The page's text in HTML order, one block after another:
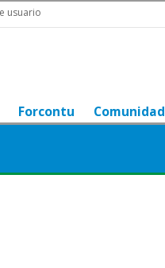
usuario
Forcontu Comunidad